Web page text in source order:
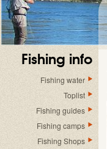
Fishing info
Fishing water
Toplist
Fishing guides
Fishing camps
Fishing Shops